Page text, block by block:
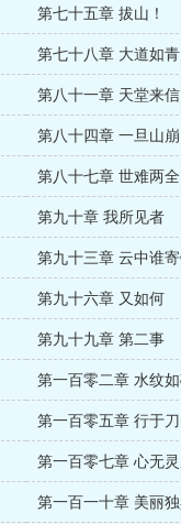
第七十五章 拔山！
第七十八章 大道如
第八十一章 天堂来信
第八十四章 一旦山崩
第九十章 我所见者
第九十三章 云中谁
第九十六章 又如何
第九十九章 第二事
第一百零二章 水纹
第一百零五章 行于
第一百零七章 心无
第一百一十章 美丽